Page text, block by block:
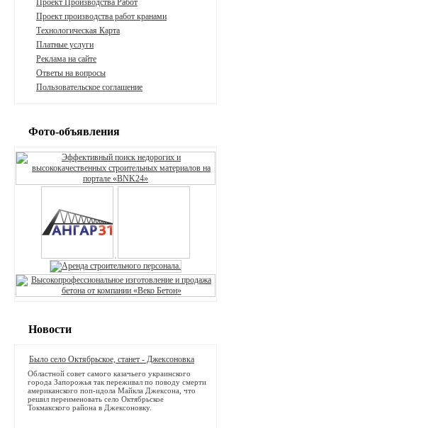
Проект Производства Работ
Проект производства работ кранами
Технологическая Карта
Платные услуги
Реклама на сайте
Ответы на вопросы
Пользовательское соглашение
Фото-объявления
Новости
Было село Октябрьское, станет - Джексоновка
Областной совет самого казачьего украинского
города Запорожья так переживал по поводу смерти
американского поп-идола Майкла Джексона, что
решил переименовать село Октябрьское
Токмакского района в Джексоновку.